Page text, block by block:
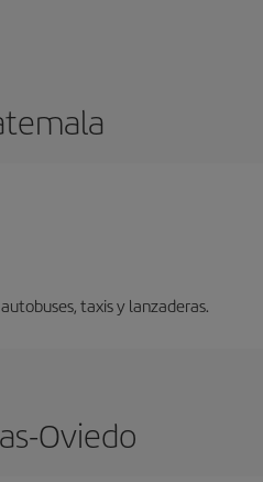
taxis y lanzaderas.
Oviedo